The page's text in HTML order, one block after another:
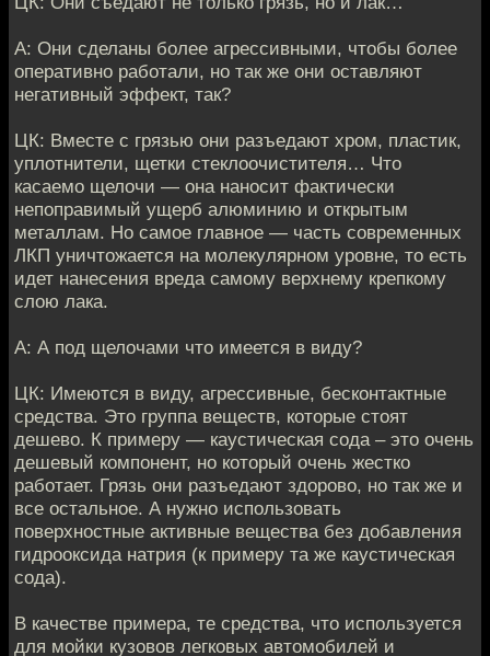
А: Они сделаны более агрессивными, чтобы более
оперативно работали, но так же они оставляют
негативный эффект, так?
ЦК: Вместе с грязью они разъедают хром, пластик,
уплотнители, щетки стеклоочистителя… Что
касаемо щелочи — она наносит фактически
непоправимый ущерб алюминию и открытым
металлам. Но самое главное — часть современных
ЛКП уничтожается на молекулярном уровне, то есть
идет нанесения вреда самому верхнему крепкому
слою лака.
А: А под щелочами что имеется в виду?
ЦК: Имеются в виду, агрессивные, бесконтактные
средства. Это группа веществ, которые стоят
дешево. К примеру — каустическая сода – это очень
дешевый компонент, но который очень жестко
работает. Грязь они разъедают здорово, но так же и
все остальное. А нужно использовать
поверхностные активные вещества без добавления
гидрооксида натрия (к примеру та же каустическая
сода).
В качестве примера, те средства, что используется
для мойки кузовов легковых автомобилей и